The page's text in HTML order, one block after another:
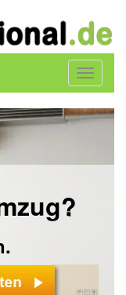
Toggle